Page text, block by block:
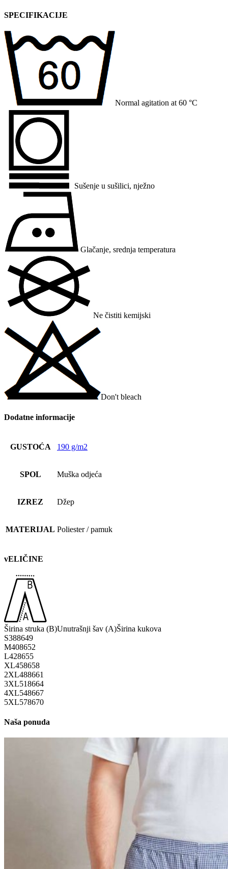
SPECIFIKACIJE
Normal agitation at 60 °C
Sušenje u sušilici, nježno
Glačanje, srednja temperatura
Ne čistiti kemijski
Don't bleach
Dodatne informacije
GUSTOĆA 190 g/m2
SPOL Muška odjeća
IZREZ Džep
MATERIJAL Poliester / pamuk
vELIČINE
Širina struka (B)Unutrašnji šav (A)Širina kukova
S388649
M408652
L428655
XL458658
2XL488661
3XL518664
4XL548667
5XL578670
Naša ponuda